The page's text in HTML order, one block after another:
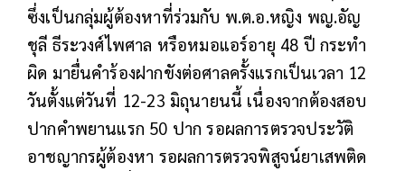
ซึ่งเป็นกลุ่มผู้ต้องหาที่ร่วมกับ พ.ต.อ.หญิง พญ.อัญ
ชุลี ธีระวงศ์ไพศาล หรือหมอแอร์อายุ 48 ปี กระทำ
ผิด มายื่นคำร้องฝากขังต่อศาลครั้งแรกเป็นเวลา 12
วันตั้งแต่วันที่ 12-23 มิถุนายนนี้ เนื่องจากต้องสอบ
ปากคำพยานแรก 50 ปาก รอผลการตรวจประวัติ
อาชญากรผู้ต้องหา รอผลการตรวจพิสูจน์ยาเสพติด